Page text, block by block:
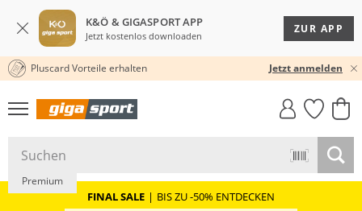
K&Ö & GIGASPORT APP
Jetzt kostenlos downloaden
ZUR APP
KOSTENLOSER VERSAND* & RÜCKVERSAND
Pluscard Vorteile erhalten Jetzt anmelden
GIGASTYLE
FAHRRAD­
MUST-HAVE
FINAL SALE | BIS ZU -50% ENTDECKEN
Premium